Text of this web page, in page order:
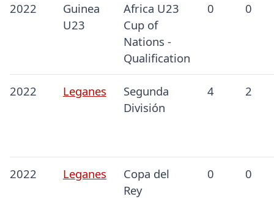
2022
Guinea
U23
Africa U23
Cup of
Nations -
Qualification
0 0
2022 Leganes
Segunda
División
4 2
2022 Leganes
Copa del
Rey
0 0